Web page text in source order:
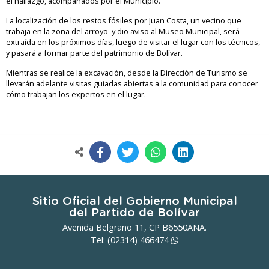
La localización de los restos fósiles por Juan Costa, un vecino que
trabaja en la zona del arroyo y dio aviso al Museo Municipal, será
extraída en los próximos días, luego de visitar el lugar con los técnicos,
y pasará a formar parte del patrimonio de Bolívar.
Mientras se realice la excavación, desde la Dirección de Turismo se
llevarán adelante visitas guiadas abiertas a la comunidad para conocer
cómo trabajan los expertos en el lugar.
Sitio Oficial del Gobierno Municipal
del Partido de Bolívar
Avenida Belgrano 11, CP B6550ANA.
Tel: (02314) 466474